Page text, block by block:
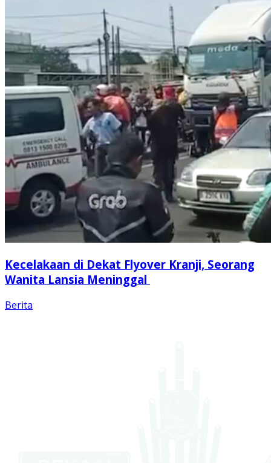
Kecelakaan di Dekat Flyover Kranji, Seorang
Wanita Lansia Meninggal
Berita